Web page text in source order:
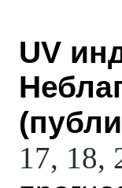
UV
17, 18,